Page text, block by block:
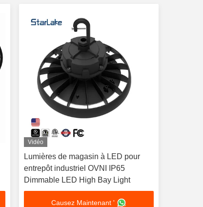
Vidéo
Lumières de magasin à LED pour
entrepôt industriel OVNI IP65
Dimmable LED High Bay Light
Causez Maintenant '